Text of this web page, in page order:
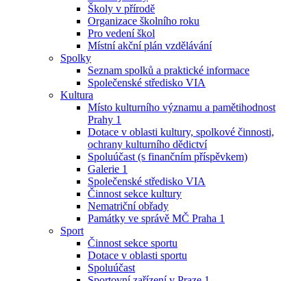
Školy v přírodě
Organizace školního roku
Pro vedení škol
Místní akční plán vzdělávání
Spolky
Seznam spolků a praktické informace
Společenské středisko VIA
Kultura
Místo kulturního významu a pamětihodnost
Prahy 1
Dotace v oblasti kultury, spolkové činnosti,
ochrany kulturního dědictví
Spoluúčast (s finančním příspěvkem)
Galerie 1
Společenské středisko VIA
Činnost sekce kultury
Nematriční obřady
Památky ve správě MČ Praha 1
Sport
Činnost sekce sportu
Dotace v oblasti sportu
Spoluúčast